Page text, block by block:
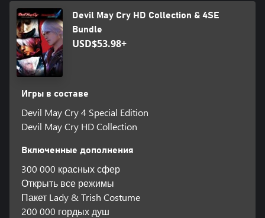
Devil May Cry HD Collection & 4SE
Bundle
USD$53.98+
Игры в составе
Devil May Cry 4 Special Edition
Devil May Cry HD Collection
Включенные дополнения
300 000 красных сфер
Открыть все режимы
Пакет Lady & Trish Costume
200 000 гордых душ